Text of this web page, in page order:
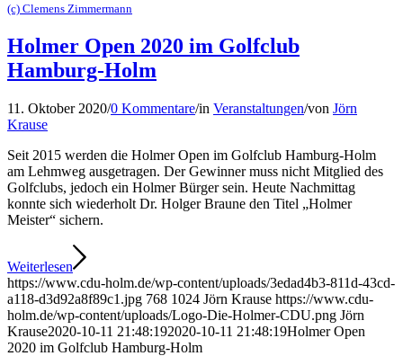
(c) Clemens Zimmermann
Holmer Open 2020 im Golfclub
Hamburg-Holm
11. Oktober 2020/0 Kommentare/in Veranstaltungen/von Jörn
Krause
Seit 2015 werden die Holmer Open im Golfclub Hamburg-Holm
am Lehmweg ausgetragen. Der Gewinner muss nicht Mitglied des
Golfclubs, jedoch ein Holmer Bürger sein. Heute Nachmittag
konnte sich wiederholt Dr. Holger Braune den Titel „Holmer
Meister“ sichern.
Weiterlesen
https://www.cdu-holm.de/wp-content/uploads/3edad4b3-811d-43cd-
a118-d3d92a8f89c1.jpg 768 1024 Jörn Krause https://www.cdu-
holm.de/wp-content/uploads/Logo-Die-Holmer-CDU.png Jörn
Krause2020-10-11 21:48:192020-10-11 21:48:19Holmer Open
2020 im Golfclub Hamburg-Holm